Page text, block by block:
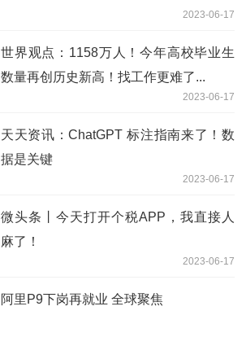
2023-06-17
世界观点：1158万人！今年高校毕业生
数量再创历史新高！找工作更难了...
2023-06-17
天天资讯：ChatGPT 标注指南来了！数
据是关键
2023-06-17
微头条丨今天打开个税APP，我直接人
麻了！
2023-06-17
阿里P9下岗再就业 全球聚焦